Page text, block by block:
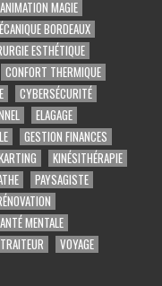
ANIMATION MAGIE
BORDEAUX
ESTHÉTIQUE
CONFORT THERMIQUE
CYBERSÉCURITÉ
ELAGAGE
GESTION FINANCES
KINÉSITHÉRAPIE
PAYSAGISTE
MENTALE
TRAITEUR
VOYAGE